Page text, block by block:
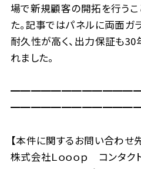
場で新規顧客の開拓を行う
た。記事ではパネルに両面ガ
耐久性が高く、出力保証も
れました。
【本件に関するお問い合わせ
株式会社Ｌｏｏｏｐ コンタク